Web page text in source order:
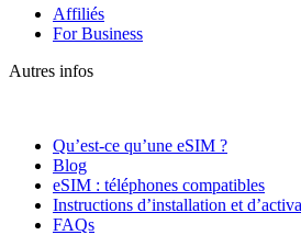
Affiliés
For Business
Autres infos
Qu’est-ce qu’une eSIM ?
Blog
eSIM : téléphones compatibles
Instructions d’installation et
FAQs